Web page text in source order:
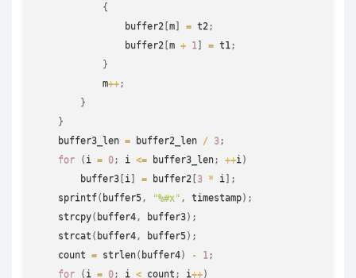
{
                buffer2
[m] = t2;
                buffer2
[m + 1] = t1;
}
            m
++;
}
}
    buffer3_len
= buffer2_len / 3;
for
( i = 0; i <= buffer3_len; ++i)
        buffer3
[ i] = buffer2 [ 3 * i] ;
sprintf( buffer5, "%#x" , timestamp) ;
strcpy( buffer4, buffer3) ;
strcat ( buffer4, buffer5) ;
    count
= strlen( buffer4) - 1;
for
( i = 0; i < count ; i++)